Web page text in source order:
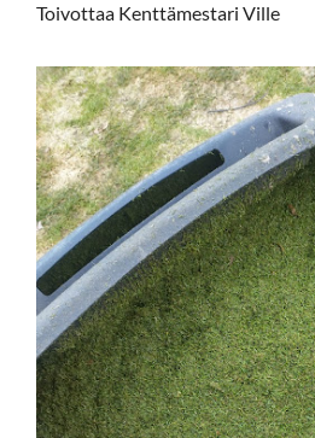
Toivottaa Kenttämestari Ville